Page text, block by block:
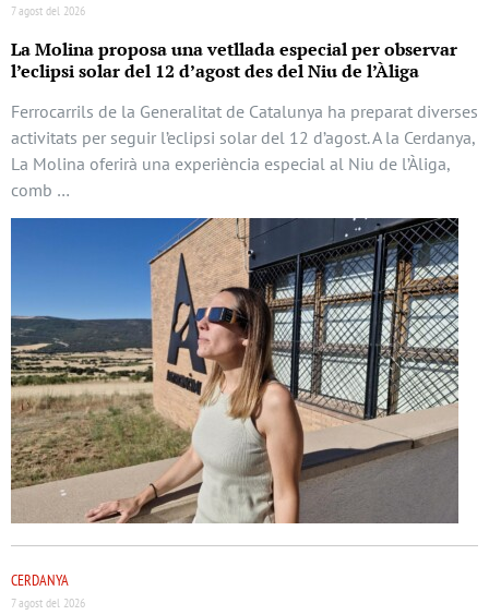
7 agost del 2026
La Molina proposa una vetllada especial per observar
l’eclipsi solar del 12 d’agost des del Niu de l’Àliga
Ferrocarrils de la Generalitat de Catalunya ha preparat diverses
activitats per seguir l’eclipsi solar del 12 d’agost. A la Cerdanya,
La Molina oferirà una experiència especial al Niu de l’Àliga,
comb …
CERDANYA
7 agost del 2026